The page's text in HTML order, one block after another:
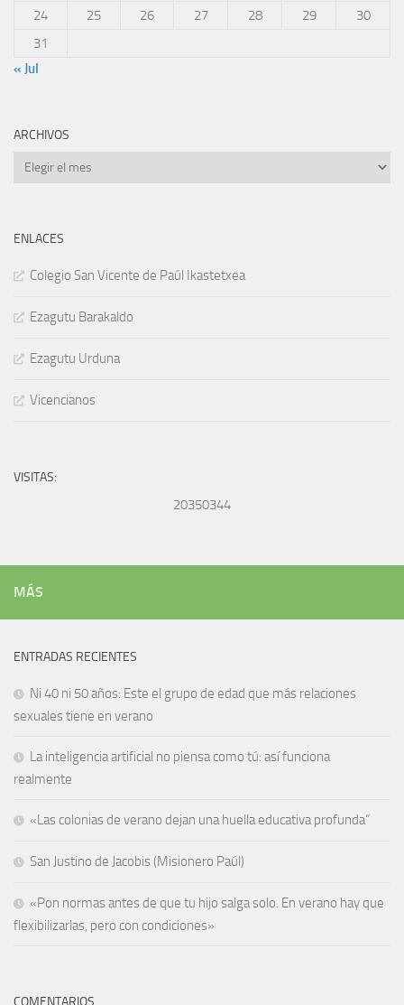
24
25 26 27 28 29
30
31
« Jul
ARCHIVOS
Archivos
ENLACES
Colegio San Vicente de Paúl Ikastetxea
Ezagutu Barakaldo
Ezagutu Urduna
Vicencianos
VISITAS:
20350344
MÁS
ENTRADAS RECIENTES
Ni 40 ni 50 años: Este el grupo de edad que más relaciones
sexuales tiene en verano
La inteligencia artificial no piensa como tú: así funciona
realmente
«Las colonias de verano dejan una huella educativa profunda”
San Justino de Jacobis (Misionero Paúl)
«Pon normas antes de que tu hijo salga solo. En verano hay que
flexibilizarlas, pero con condiciones»
COMENTARIOS